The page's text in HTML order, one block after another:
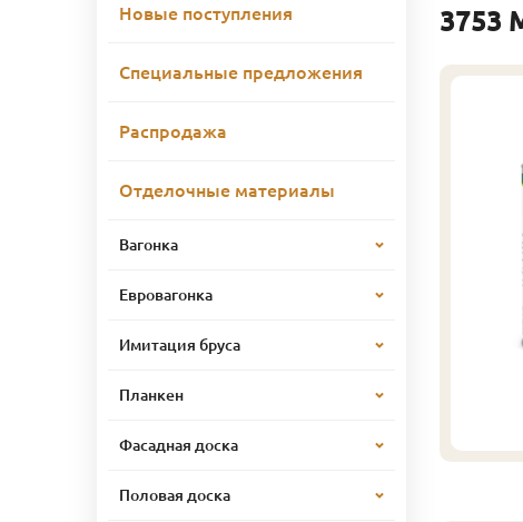
3753
Новые поступления
Специальные предложения
Распродажа
Отделочные материалы
Вагонка
Евровагонка
Имитация бруса
Планкен
Фасадная доска
Половая доска